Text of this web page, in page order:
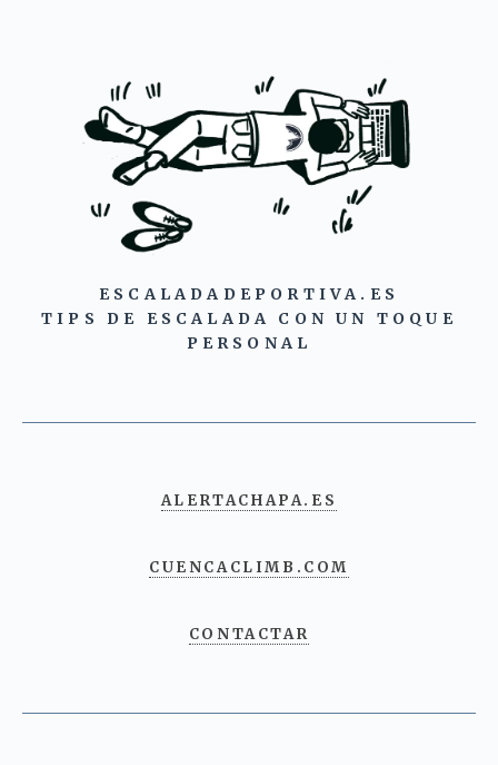
ESCALADADEPORTIVA.ES
TIPS DE ESCALADA CON UN TOQUE
PERSONAL
ALERTACHAPA.ES
CUENCACLIMB.COM
CONTACTAR